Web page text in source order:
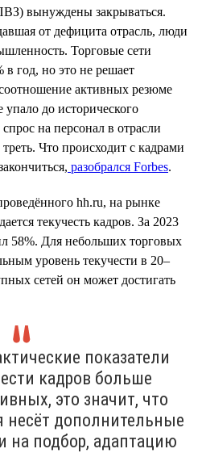
вынуждены закрываться.
от дефицита отрасль, люди
Торговые сети
год, но это не решает
активных резюме
до исторического
на персонал в отрасли
Что происходит с кадрами
разобрался Forbes.
hh.ru, на рынке
текучесть кадров. За 2023
58%. Для небольших торговых
уровень текучести в 20–
сетей он может достигать
показатели
кадров больше
это значит, что
несёт дополнительные
на подбор, адаптацию